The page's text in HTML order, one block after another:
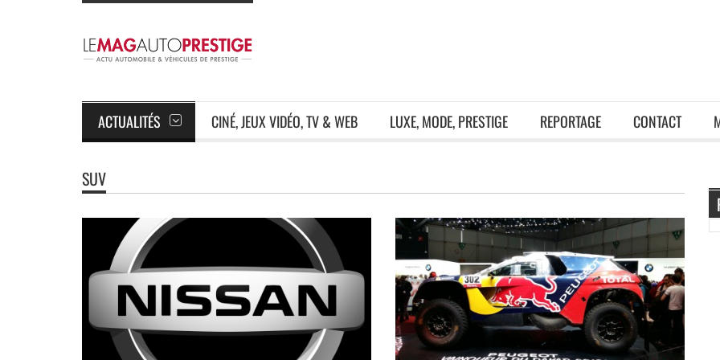
ACTUALITÉS CINÉ, JEUX VIDÉO, TV & WEB LUXE, MODE, PRESTIGE REPORTAGE CONTACT
SUV